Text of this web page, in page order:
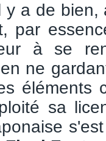
y a de
par
à se
ne
éléments
sa